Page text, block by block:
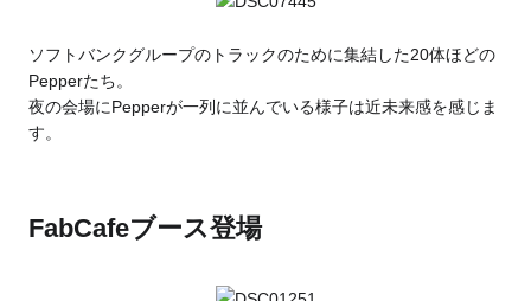
ソフトバンクグループのトラックのために集結した20体ほどの
Pepperたち。
夜の会場にPepperが一列に並んでいる様子は近未来感を感じま
す。
FabCafeブース登場